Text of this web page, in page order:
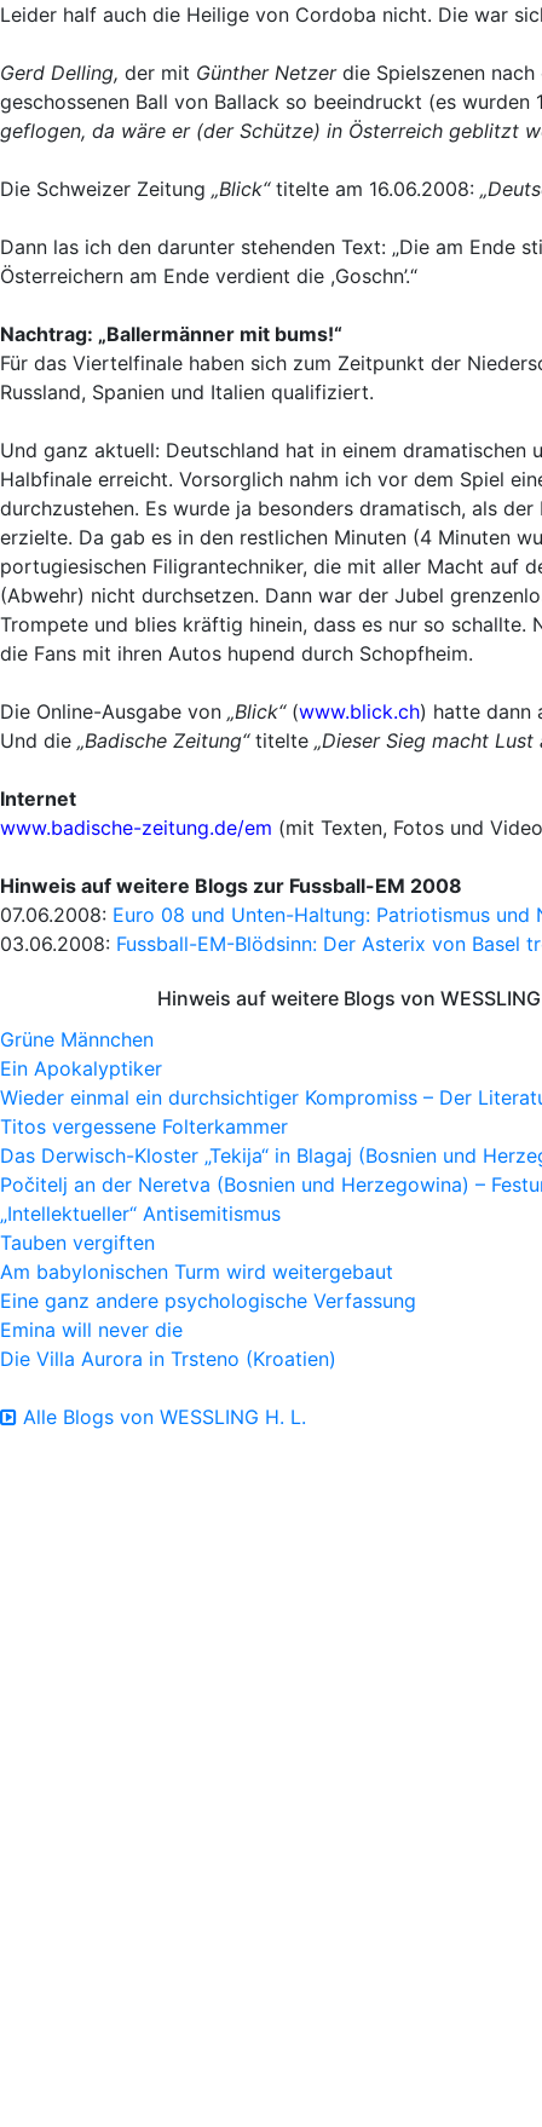
Leider half auch die Heilige von Cordoba nicht. Die war
Gerd Delling, der mit Günther Netzerdie Spielszenen
geschossenen Ball von Ballack so beeindruckt (es
geflogen, da wäre er (der Schütze) in Österreich geblitzt
Die Schweizer Zeitung „Blick“titelte am 16.06.2008:
Dann las ich den darunter stehenden Text: „Die am Ende
Österreichern am Ende verdient die ,Goschn’.“
Nachtrag: „Ballermänner mit bums!“
Für das Viertelfinale haben sich zum Zeitpunkt der
Russland, Spanien und Italien qualifiziert.
Und ganz aktuell: Deutschland hat in einem
Halbfinale erreicht. Vorsorglich nahm ich vor dem Spiel
durchzustehen. Es wurde ja besonders dramatisch, als
erzielte. Da gab es in den restlichen Minuten (4 Minuten
portugiesischen Filigrantechniker, die mit aller Macht auf
(Abwehr) nicht durchsetzen. Dann war der Jubel
Trompete und blies kräftig hinein, dass es nur so
die Fans mit ihren Autos hupend durch Schopfheim.
Die Online-Ausgabe von „Blick“(www.blick.ch) hatte dann
Und die „Badische Zeitung“titelte „Dieser Sieg macht Lust
Internet
www.badische-zeitung.de/em (mit Texten, Fotos und
Hinweis auf weitere Blogs zur Fussball-EM 2008
07.06.2008: Euro 08 und Unten-Haltung: Patriotismus und
03.06.2008: Fussball-EM-Blödsinn: Der Asterix von Basel
Hinweis auf weitere Blogs von
Grüne Männchen
Ein Apokalyptiker
Wieder einmal ein durchsichtiger Kompromiss – Der
Titos vergessene Folterkammer
Das Derwisch-Kloster „Tekija“ in Blagaj (Bosnien und
Počitelj an der Neretva (Bosnien und Herzegowina) –
„Intellektueller“ Antisemitismus
Tauben vergiften
Am babylonischen Turm wird weitergebaut
Eine ganz andere psychologische Verfassung
Emina will never die
Die Villa Aurora in Trsteno (Kroatien)
Alle Blogs von WESSLING H. L.